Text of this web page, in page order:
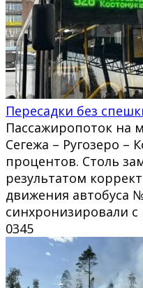
Пересадки без
Пассажиропоток на
Сегежа – Ругозеро –
процентов. Столь
результатом
движения автобуса
синхронизировали
0345